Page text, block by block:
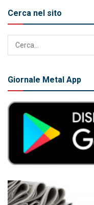
Cerca nel sito
Giornale Metal App